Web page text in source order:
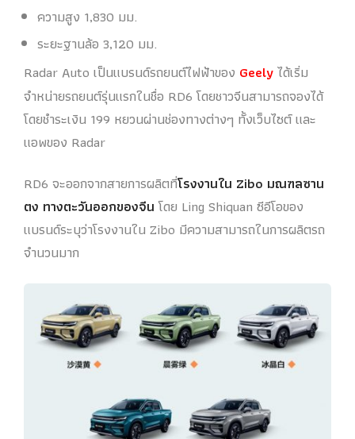
ความสูง 1,830 มม.
ระยะฐานล้อ 3,120 มม.
Radar Auto เป็นแบรนด์รถยนต์ไฟฟ้าของ Geelyได้เริ่ม
จำหน่ายรถยนต์รุ่นแรกในชื่อ RD6 โดยชาวจีนสามารถจองได้
โดยชำระเงิน 199 หยวนผ่านช่องทางต่างๆ ทั้งเว็บไซต์ และ
แอพของ Radar
RD6 จะออกจากสายการผลิตที่โรงงานใน Zibo มณฑลซาน
ตง ทางตะวันออกของจีนโดย Ling Shiquan ซีอีโอของ
แบรนด์ระบุว่าโรงงานใน Zibo มีความสามารถในการผลิตรถ
จำนวนมาก